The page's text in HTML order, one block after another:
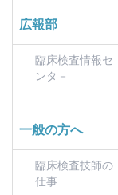
広報部
臨床検査情報セ
ンタ－
一般の方へ
臨床検査技師の
仕事